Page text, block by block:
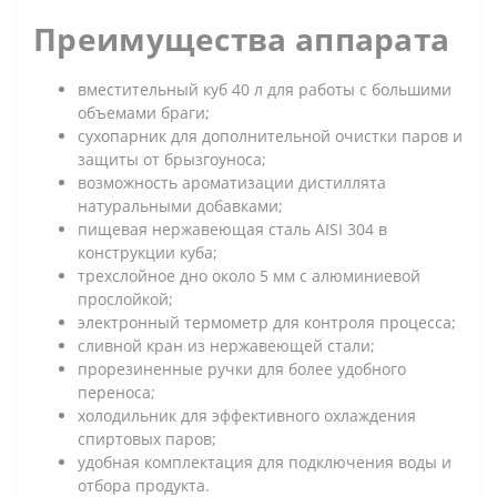
Преимущества аппарата
вместительный куб 40 л для работы с большими
объемами браги;
сухопарник для дополнительной очистки паров и
защиты от брызгоуноса;
возможность ароматизации дистиллята
натуральными добавками;
пищевая нержавеющая сталь AISI 304 в
конструкции куба;
трехслойное дно около 5 мм с алюминиевой
прослойкой;
электронный термометр для контроля процесса;
сливной кран из нержавеющей стали;
прорезиненные ручки для более удобного
переноса;
холодильник для эффективного охлаждения
спиртовых паров;
удобная комплектация для подключения воды и
отбора продукта.